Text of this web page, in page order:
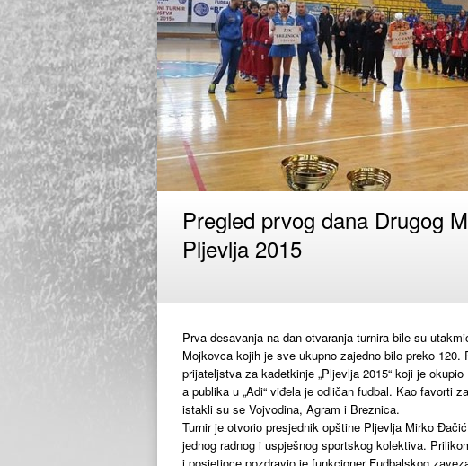
Pregled prvog dana Drugog
Pljevlja 2015
Prva desavanja na dan otvaranja turnira bile su
Mojkovca kojih je sve ukupno zajedno bilo preko 120.
prijateljstva za kadetkinje „Pljevlja 2015“ koji je
a publika u „Adi“ viđela je odličan fudbal. Kao favorti
istakli su se Vojvodina, Agram i Breznica.
Turnir je otvorio presjednik opštine Pljevlja Mirko
jednog radnog i uspješnog sportskog kolektiva.